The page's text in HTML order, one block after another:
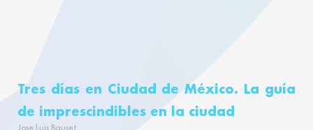
Tres días en Ciudad de México. La guía
de imprescindibles en la ciudad
Jose Luis Bauset